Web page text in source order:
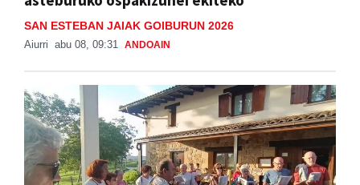
SAN ESTEBAN JAIAK GOIBURUN 2026
Aiurri abu 08, 09:31 ANDOAIN